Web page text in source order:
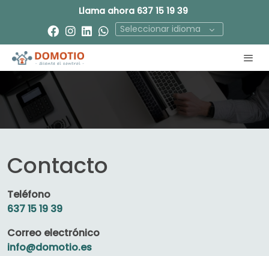
Llama ahora 637 15 19 39
Seleccionar idioma
Contacto
Teléfono
637 15 19 39
Correo electrónico
info@domotio.es